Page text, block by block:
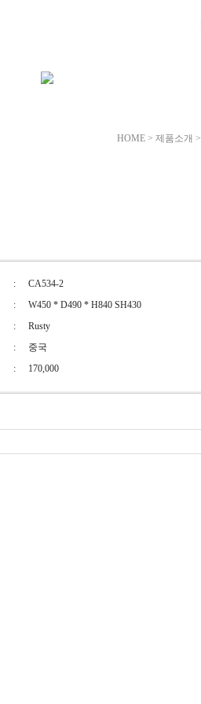
HOME > 제품소개 >
:
CA534-2
:
W450 * D490 * H840 SH430
:
Rusty
:
중국
: 170,000